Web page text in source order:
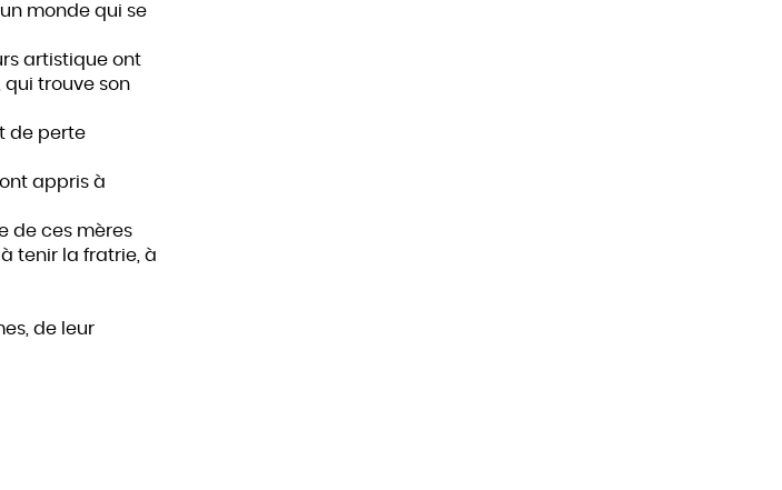
monde qui se
artistique ont
qui trouve son
de perte
appris à
de ces mères
tenir la fratrie, à
de leur